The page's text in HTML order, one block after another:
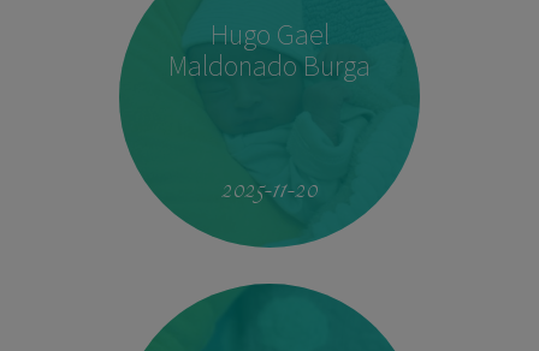
Hugo Gael
Maldonado Burga
2025-11-20